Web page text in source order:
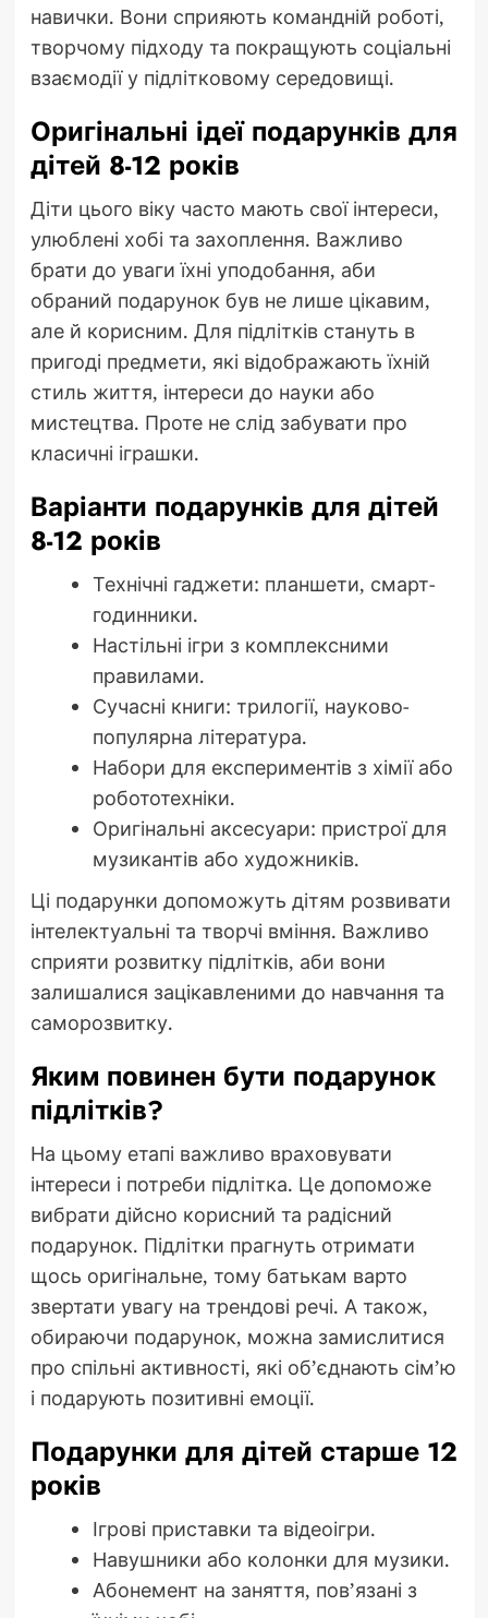
навички. Вони сприяють командній роботі,
творчому підходу та покращують соціальні
взаємодії у підлітковому середовищі.
Оригінальні ідеї подарунків для
дітей 8-12 років
Діти цього віку часто мають свої інтереси,
улюблені хобі та захоплення. Важливо
брати до уваги їхні уподобання, аби
обраний подарунок був не лише цікавим,
але й корисним. Для підлітків стануть в
пригоді предмети, які відображають їхній
стиль життя, інтереси до науки або
мистецтва. Проте не слід забувати про
класичні іграшки.
Варіанти подарунків для дітей
8-12 років
Технічні гаджети: планшети, смарт-
годинники.
Настільні ігри з комплексними
правилами.
Сучасні книги: трилогії, науково-
популярна література.
Набори для експериментів з хімії або
робототехніки.
Оригінальні аксесуари: пристрої для
музикантів або художників.
Ці подарунки допоможуть дітям розвивати
інтелектуальні та творчі вміння. Важливо
сприяти розвитку підлітків, аби вони
залишалися зацікавленими до навчання та
саморозвитку.
Яким повинен бути подарунок
підлітків?
На цьому етапі важливо враховувати
інтереси і потреби підлітка. Це допоможе
вибрати дійсно корисний та радісний
подарунок. Підлітки прагнуть отримати
щось оригінальне, тому батькам варто
звертати увагу на трендові речі. А також,
обираючи подарунок, можна замислитися
про спільні активності, які об’єднають сім’ю
і подарують позитивні емоції.
Подарунки для дітей старше 12
років
Ігрові приставки та відеоігри.
Навушники або колонки для музики.
Абонемент на заняття, пов’язані з